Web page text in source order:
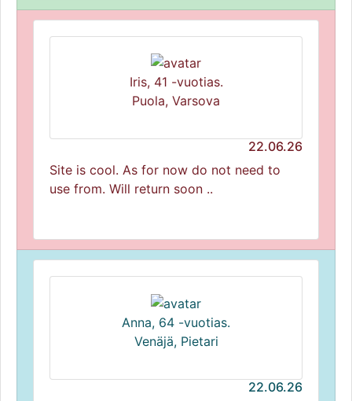
Iris, 41 -vuotias.
Puola, Varsova
22.06.26
Site is cool. As for now do not need to
use from. Will return soon ..
Anna, 64 -vuotias.
Venäjä, Pietari
22.06.26